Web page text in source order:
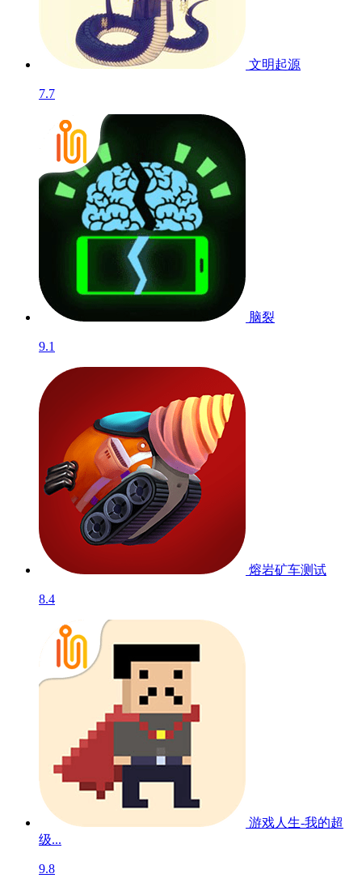
文明起源
7.7
脑裂
9.1
熔岩矿车测试
8.4
游戏人生-我的超
级...
9.8